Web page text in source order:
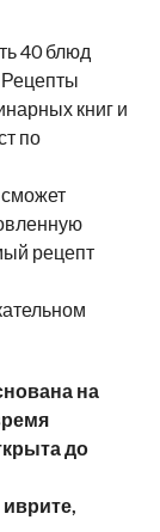
40 блюд
Рецепты
книг и
по
рецепт
на
до